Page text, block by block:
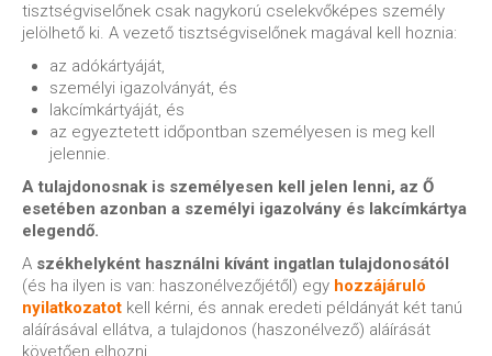
tisztségviselőnek csak nagykorú cselekvőképes személy
jelölhető ki. A vezető tisztségviselőnek magával kell hoznia:
az adókártyáját,
személyi igazolványát, és
lakcímkártyáját, és
az egyeztetett időpontban személyesen is meg kell
jelennie.
A tulajdonosnak is személyesen kell jelen lenni, az Ő
esetében azonban a személyi igazolvány és lakcímkártya
elegendő.
A székhelyként használni kívánt ingatlan tulajdonosától
(és ha ilyen is van: haszonélvezőjétől) egy hozzájáruló
nyilatkozatot kell kérni, és annak eredeti példányát két tanú
aláírásával ellátva, a tulajdonos (haszonélvező) aláírását
követően elhozni.